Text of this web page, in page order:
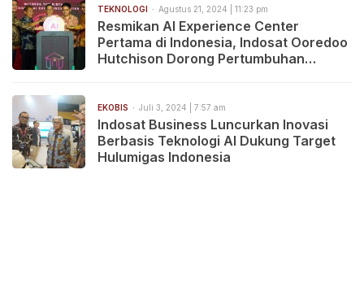
TEKNOLOGI Agustus 21, 2024 | 11:23 pm
Resmikan AI Experience Center
Pertama di Indonesia, Indosat Ooredoo
Hutchison Dorong Pertumbuhan
EKOBIS Juli 3, 2024 | 7:57 am
Indosat Business Luncurkan Inovasi
Berbasis Teknologi AI Dukung Target
Hulumigas Indonesia